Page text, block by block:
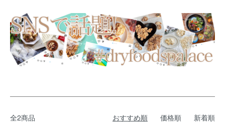
全2商品 おすすめ順 価格順 新着順